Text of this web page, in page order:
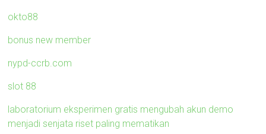
okto88
bonus new member
nypd-ccrb.com
slot 88
laboratorium eksperimen gratis mengubah akun demo
menjadi senjata riset paling mematikan